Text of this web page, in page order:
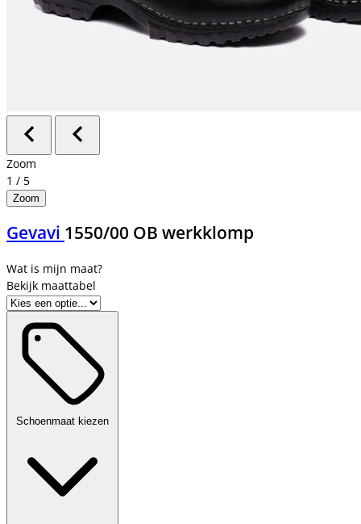
Zoom
1 / 5
Zoom
Gevavi 1550/00 OB werkklomp
Bekijk maattabel
Schoenmaat kiezen